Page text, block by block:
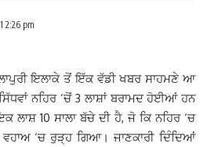
2:26 pm
ਇਲਾਕੇ ਤੋਂ ਇੱਕ ਵੱਡੀ ਖਬਰ ਸਾਹਮਣੇ ਆ
ਨਹਿਰ ‘ਚੋਂ 3 ਲਾਸ਼ਾਂ ਬਰਾਮਦ ਹੋਈਆਂ ਹਨ
ਲਾਸ਼ 10 ਸਾਲਾ ਬੱਚੇ ਦੀ ਹੈ, ਜੋ ਕਿ ਨਹਿਰ ‘ਚ
‘ਚ ਰੁੜ੍ਹ ਗਿਆ। ਜਾਣਕਾਰੀ ਦਿੰਦਿਆਂ